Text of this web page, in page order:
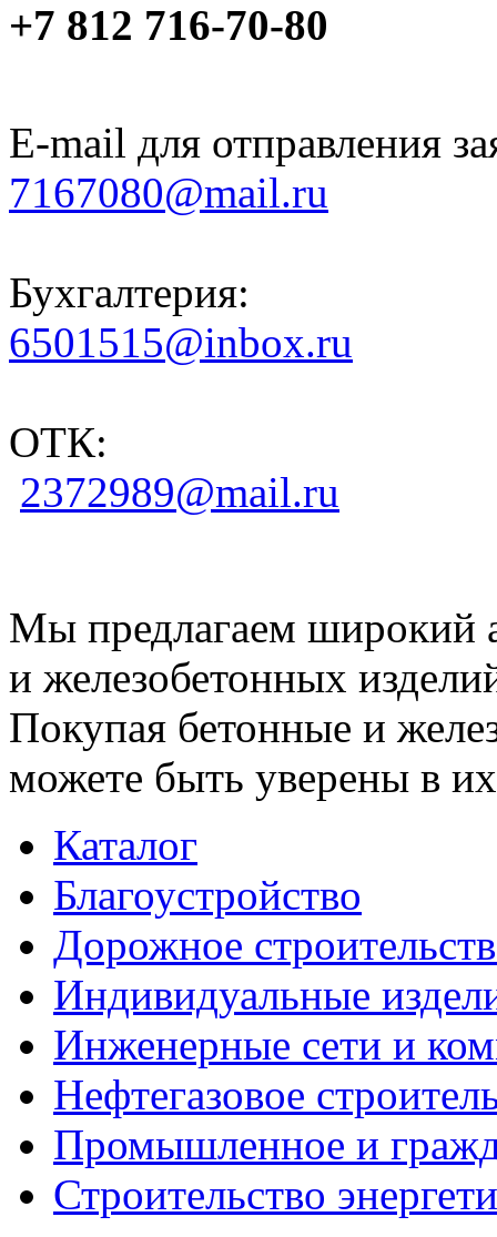
+7 812 716-70-80
E-mail для отправления
7167080@mail.ru
Бухгалтерия:
6501515@inbox.ru
ОТК:
2372989@mail.ru
Мы предлагаем широкий
и железобетонных
Покупая бетонные и
можете быть уверены в их
Каталог
Благоустройство
Дорожное
Индивидуальные
Инженерные сети и
Нефтегазовое
Промышленное и
Строительство